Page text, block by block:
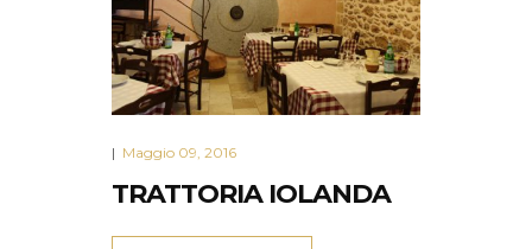
| Maggio 09, 2016
TRATTORIA IOLANDA